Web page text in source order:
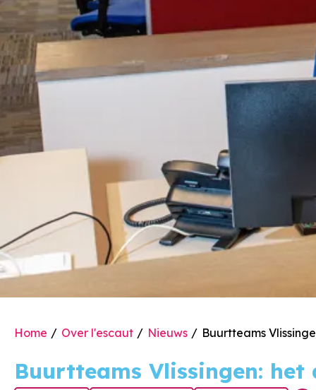
Home Over l'escaut Nieuws Buurtteams
Buurtteams Vlissingen: